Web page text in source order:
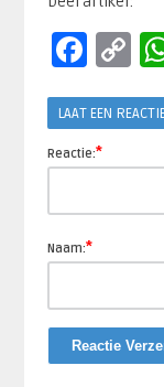
LAAT EEN
Reactie:*
Naam:*